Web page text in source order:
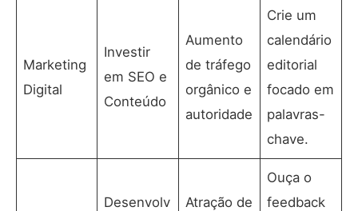
Marketing
Digital
Investir
em SEO e
Conteúdo
Aumento
de tráfego
orgânico e
autoridade
Crie um
calendário
editorial
focado em
palavras-
chave.
Desenvolv
Atração de
Ouça o
feedback